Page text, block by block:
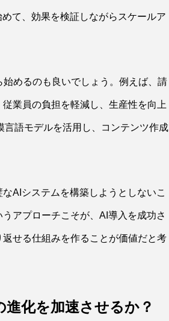
て、効果を検証しながらスケールア
めるのも良いでしょう。例えば、請
業員の負担を軽減し、生産性を向上
語モデルを活用し、コンテンツ作成
AIシステムを構築しようとしないこ
アプローチこそが、AI導入を成功さ
せる仕組みを作ることが価値だと考
化を加速させるか？